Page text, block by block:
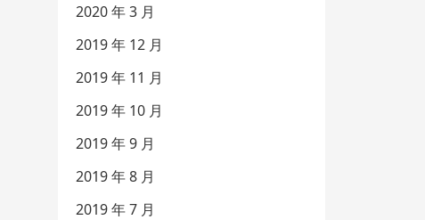
2020 年 3 月
2019 年 12 月
2019 年 11 月
2019 年 10 月
2019 年 9 月
2019 年 8 月
2019 年 7 月